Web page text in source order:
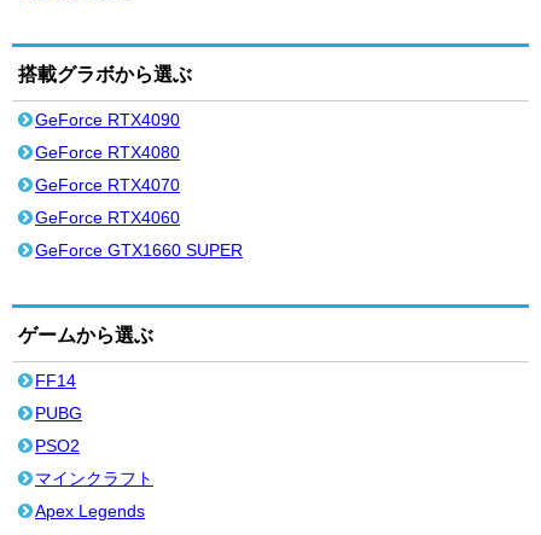
搭載グラボから選ぶ
GeForce RTX4090
GeForce RTX4080
GeForce RTX4070
GeForce RTX4060
GeForce GTX1660 SUPER
ゲームから選ぶ
FF14
PUBG
PSO2
マインクラフト
Apex Legends